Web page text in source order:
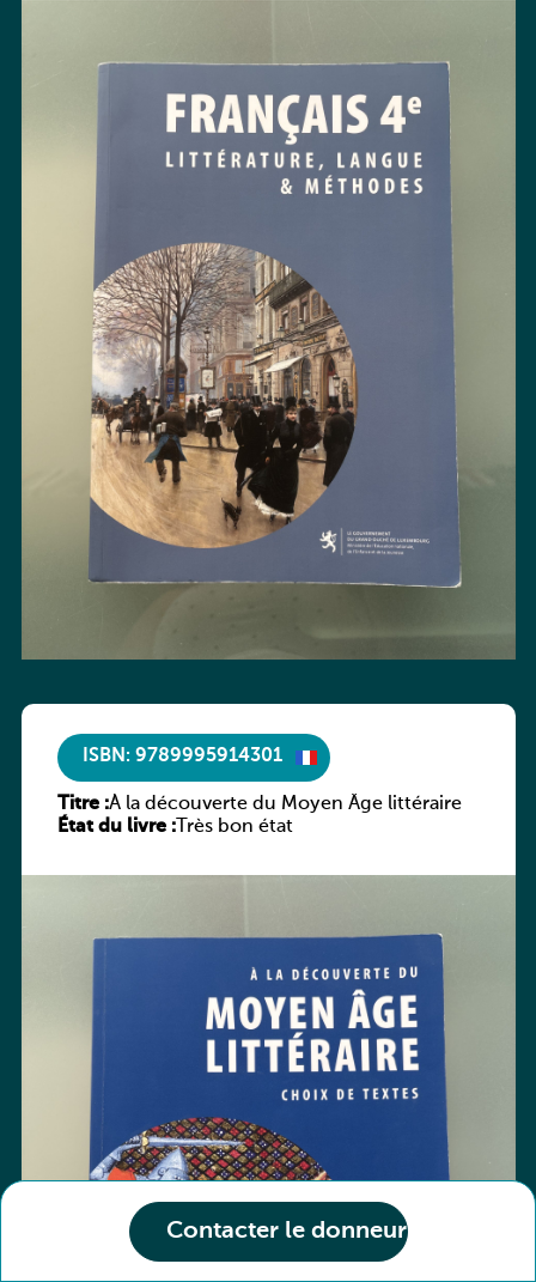
Contacter le donneur
ISBN: 9789995914301
Titre :À la découverte du Moyen Âge littéraire
État du livre :Très bon état